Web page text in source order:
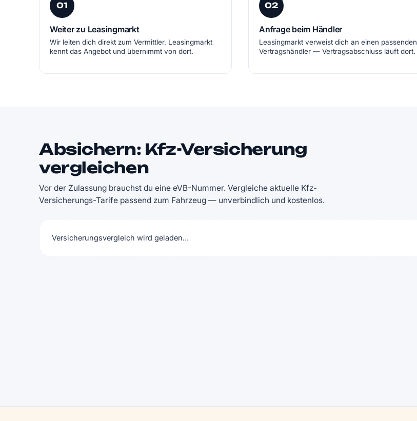
01
Weiter zu Leasingmarkt
Wir leiten dich direkt zum Vermittler. Leasingmarkt
kennt das Angebot und übernimmt von dort.
02
Anfrage beim Händler
Leasingmarkt verweist dich an einen passenden
Vertragshändler — Vertragsabschluss läuft dort.
Absichern: Kfz-Versicherung
vergleichen
Vor der Zulassung brauchst du eine eVB-Nummer. Vergleiche aktuelle Kfz-
Versicherungs-Tarife passend zum Fahrzeug — unverbindlich und kostenlos.
Versicherungsvergleich wird geladen…